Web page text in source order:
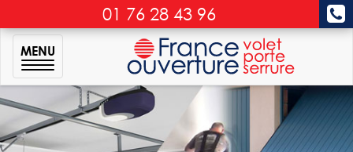
01 76 28 43 96
MENU